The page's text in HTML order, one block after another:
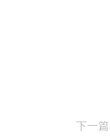
下一篇